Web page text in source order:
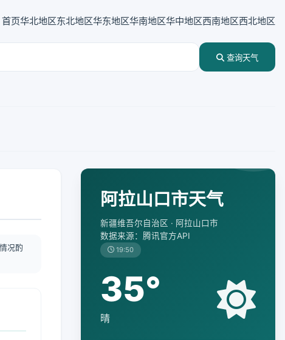
首页华北地区东北地区华东地区华南地区华中地区西南地区西北地区
查询天气
况酌
阿拉山口市天气
新疆维吾尔自治区 · 阿拉山口市
数据来源：腾讯官方API
19:50
35°
晴